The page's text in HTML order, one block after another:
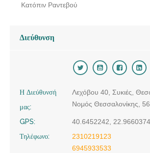
Κατόπιν Ραντεβού
Διεύθυνση
Η Διεύθυνσή
μας:
Λεχόβου 40, Συκιές,
Νομός Θεσσαλονίκης,
GPS:
40.6452242, 22.9660374
Τηλέφωνο:
2310219123
6945933533